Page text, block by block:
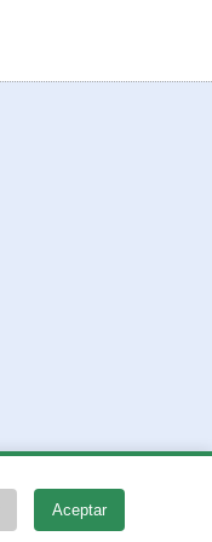
Aceptar